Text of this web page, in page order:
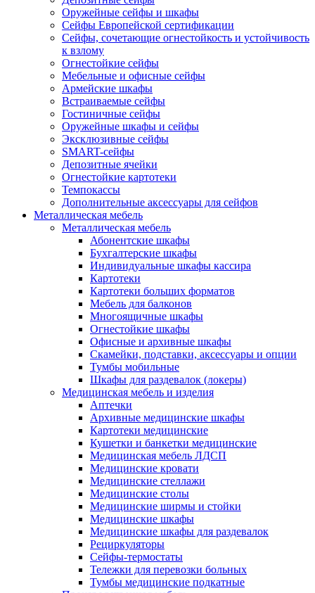
Оружейные сейфы и шкафы
Сейфы Европейской сертификации
Сейфы, сочетающие огнестойкость и устойчивость
к взлому
Огнестойкие сейфы
Мебельные и офисные сейфы
Армейские шкафы
Встраиваемые сейфы
Гостиничные сейфы
Оружейные шкафы и сейфы
Эксклюзивные сейфы
SMART-сейфы
Депозитные ячейки
Огнестойкие картотеки
Темпокассы
Дополнительные аксессуары для сейфов
Металлическая мебель
Металлическая мебель
Абонентские шкафы
Бухгалтерские шкафы
Индивидуальные шкафы кассира
Картотеки
Картотеки больших форматов
Мебель для балконов
Многоящичные шкафы
Огнестойкие шкафы
Офисные и архивные шкафы
Скамейки, подставки, аксессуары и опции
Тумбы мобильные
Шкафы для раздевалок (локеры)
Медицинская мебель и изделия
Аптечки
Архивные медицинские шкафы
Картотеки медицинские
Кушетки и банкетки медицинские
Медицинская мебель ЛДСП
Медицинские кровати
Медицинские стеллажи
Медицинские столы
Медицинские ширмы и стойки
Медицинские шкафы
Медицинские шкафы для раздевалок
Рециркуляторы
Сейфы-термостаты
Тележки для перевозки больных
Тумбы медицинские подкатные